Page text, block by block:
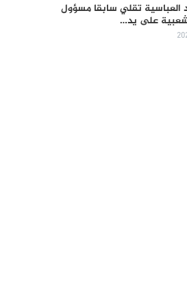
العباسية تقلي سابقا مسؤول
على يد…